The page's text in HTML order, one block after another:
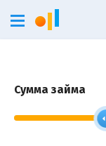
Сумма займа